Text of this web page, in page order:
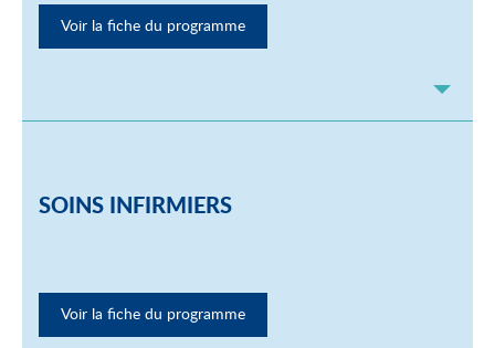
Voir la fiche du programme
SOINS INFIRMIERS
Voir la fiche du programme